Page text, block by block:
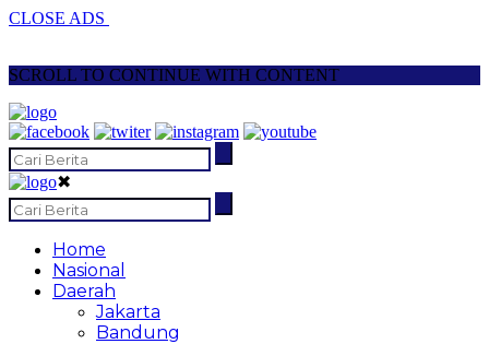
CLOSE ADS
SCROLL TO CONTINUE WITH CONTENT
✖
Home
Nasional
Daerah
Jakarta
Bandung